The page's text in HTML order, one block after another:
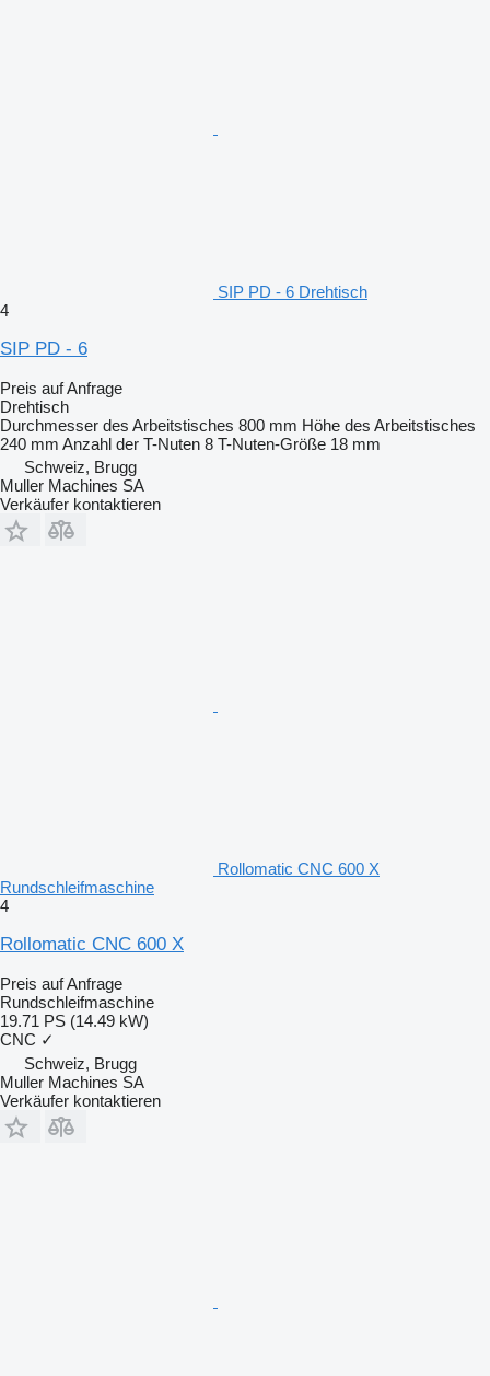
SIP PD - 6 Drehtisch
4
SIP PD - 6
Preis auf Anfrage
Drehtisch
Durchmesser des Arbeitstisches 800 mm Höhe des Arbeitstisches
240 mm Anzahl der T-Nuten 8 T-Nuten-Größe 18 mm
Schweiz, Brugg
Muller Machines SA
Verkäufer kontaktieren
Rollomatic CNC 600 X
Rundschleifmaschine
4
Rollomatic CNC 600 X
Preis auf Anfrage
Rundschleifmaschine
19.71 PS (14.49 kW)
CNC ✓
Schweiz, Brugg
Muller Machines SA
Verkäufer kontaktieren